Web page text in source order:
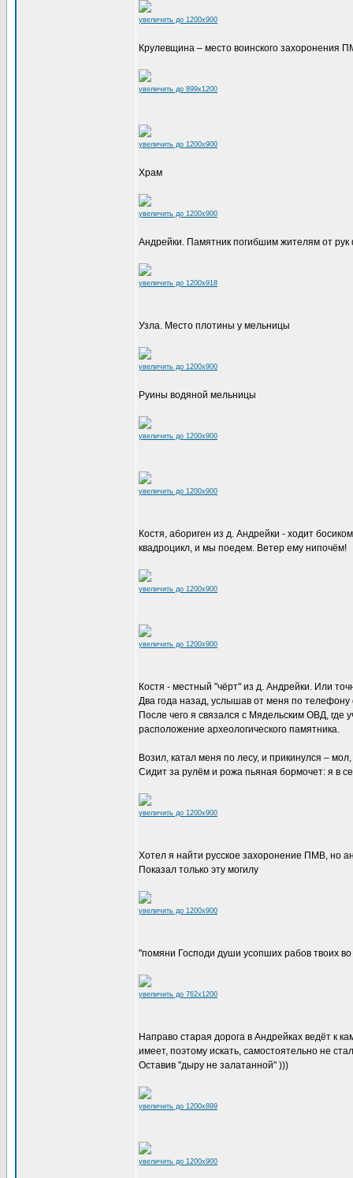
увеличить до 1200x900
Крулевщина – место воинского захоронения
увеличить до 899x1200
увеличить до 1200x900
Храм
увеличить до 1200x900
Андрейки. Памятник погибшим жителям от
увеличить до 1200x918
Узла. Место плотины у мельницы
увеличить до 1200x900
Руины водяной мельницы
увеличить до 1200x900
увеличить до 1200x900
Костя, абориген из д. Андрейки - ходит
квадроцикл, и мы поедем. Ветер ему нипочём!
увеличить до 1200x900
увеличить до 1200x900
Костя - местный "чёрт" из д. Андрейки. Или
Два года назад, услышав от меня по телефону
После чего я связался с Мядельским ОВД, где
расположение археологического памятника.
Возил, катал меня по лесу, и прикинулся –
Сидит за рулём и рожа пьяная бормочет: я в
увеличить до 1200x900
Хотел я найти русское захоронение ПМВ, но
Показал только эту могилу
увеличить до 1200x900
"помяни Господи души усопших рабов твоих
увеличить до 762x1200
Направо старая дорога в Андрейках ведёт к
имеет, поэтому искать, самостоятельно не
Оставив "дыру не залатанной" )))
увеличить до 1200x899
увеличить до 1200x900